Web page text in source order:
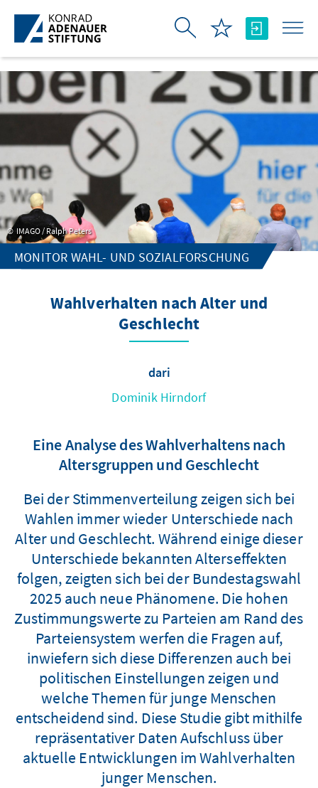
Skip to Main Content
IMAGO / Ralph Peters
MONITOR WAHL- UND SOZIALFORSCHUNG
Wahlverhalten nach Alter und
Geschlecht
dari
Dominik Hirndorf
Eine Analyse des Wahlverhaltens nach
Altersgruppen und Geschlecht
Bei der Stimmenverteilung zeigen sich bei
Wahlen immer wieder Unterschiede nach
Alter und Geschlecht. Während einige dieser
Unterschiede bekannten Alterseffekten
folgen, zeigten sich bei der Bundestagswahl
2025 auch neue Phänomene. Die hohen
Zustimmungswerte zu Parteien am Rand des
Parteiensystem werfen die Fragen auf,
inwiefern sich diese Differenzen auch bei
politischen Einstellungen zeigen und
welche Themen für junge Menschen
entscheidend sind. Diese Studie gibt mithilfe
repräsentativer Daten Aufschluss über
aktuelle Entwicklungen im Wahlverhalten
junger Menschen.